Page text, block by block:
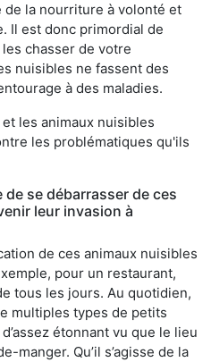
la nourriture à volonté et
Il est donc primordial de
chasser de votre
nuisibles ne fassent des
à des maladies.
les animaux nuisibles
les problématiques qu'ils
se débarrasser de ces
leur invasion à
de ces animaux nuisibles
pour un restaurant,
tous les jours. Au quotidien,
multiples types de petits
étonnant vu que le lieu
manger. Qu’il s’agisse de la